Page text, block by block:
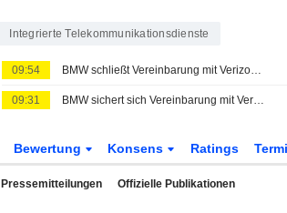
Integrierte Telekommunikationsdienste
09:54 BMW schließt Vereinbarung mit Verizon und KDDI über Fahrzeug-Konnektivitätsdienste in den USA
09:31 BMW sichert sich Vereinbarung mit Verizon und KDDI für Fahrzeug-Konnektivitätsdienste in den USA
Bewertung Konsens Ratings
Pressemitteilungen Offizielle Publikationen